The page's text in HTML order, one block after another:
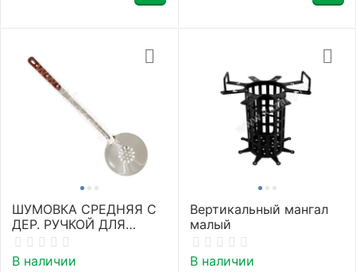
ШУМОВКА СРЕДНЯЯ С
ДЕР. РУЧКОЙ ДЛЯ
КАЗАНОВ НА 8-16
ЛИТРОВ
В наличии
Вертикальный мангал
малый
В наличии